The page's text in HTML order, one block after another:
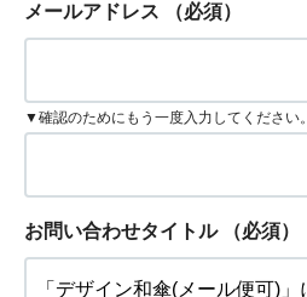
メールアドレス （必須）
▼確認のためにもう一度入力してください。
お問い合わせタイトル （必須）